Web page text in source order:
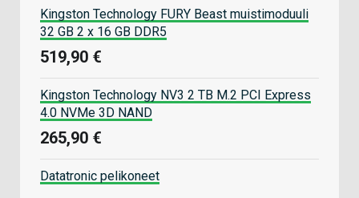
Kingston Technology FURY Beast muistimoduuli
32 GB 2 x 16 GB DDR5
519,90 €
Kingston Technology NV3 2 TB M.2 PCI Express
4.0 NVMe 3D NAND
265,90 €
Datatronic pelikoneet